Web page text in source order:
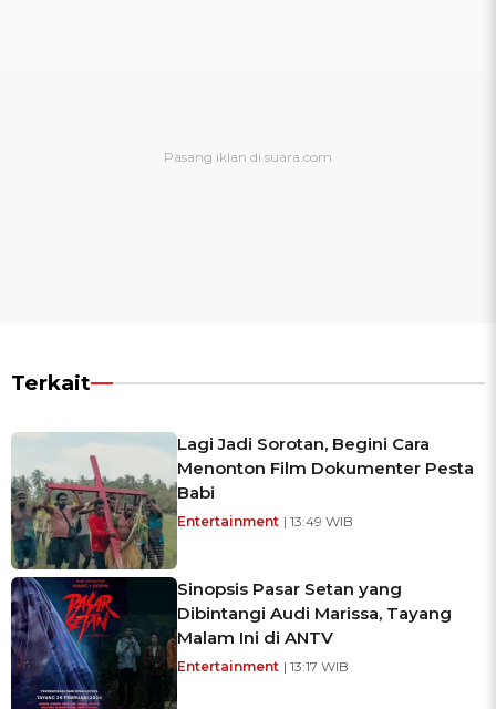
Terkait
Lagi Jadi Sorotan, Begini Cara
Menonton Film Dokumenter Pesta
Babi
Entertainment | 13:49 WIB
Sinopsis Pasar Setan yang
Dibintangi Audi Marissa, Tayang
Malam Ini di ANTV
Entertainment | 13:17 WIB